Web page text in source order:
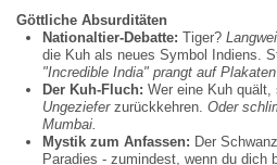
Göttliche Absurditäten
Nationaltier-Debatte: Tiger?
die Kuh als neues Symbol Indiens.
"Incredible India" prangt auf
Der Kuh-Fluch: Wer eine Kuh quält,
Ungeziefer zurückkehren. Oder
Mumbai.
Mystik zum Anfassen: Der
Paradies - zumindest, wenn du dich